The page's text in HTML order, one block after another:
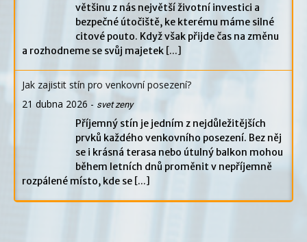
většinu z nás největší životní investici a
bezpečné útočiště, ke kterému máme silné
citové pouto. Když však přijde čas na změnu
a rozhodneme se svůj majetek [...]
Jak zajistit stín pro venkovní posezení?
21 dubna 2026 - svet zeny
Příjemný stín je jedním z nejdůležitějších
prvků každého venkovního posezení. Bez něj
se i krásná terasa nebo útulný balkon mohou
během letních dnů proměnit v nepříjemně
rozpálené místo, kde se [...]